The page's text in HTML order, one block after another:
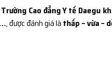
Trường Cao đẳng Y tế Daegu
, được đánh giá là thấp – vừa –